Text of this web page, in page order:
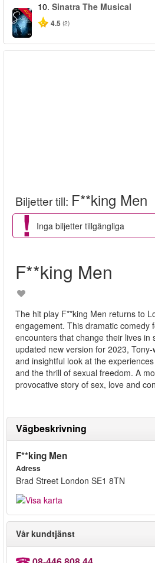
-40%
10. Sinatra The Musical
4.5 (2)
Biljetter till: F**king Men
Inga biljetter tillgängliga
F**king Men
The hit play F**king Men returns to
engagement. This dramatic comedy
encounters that change their lives
updated new version for 2023,
and insightful look at the
and the thrill of sexual freedom. A
provocative story of sex, love and
Vägbeskrivning
F**king Men
Adress
Brad Street London SE1 8TN
Vår kundtjänst